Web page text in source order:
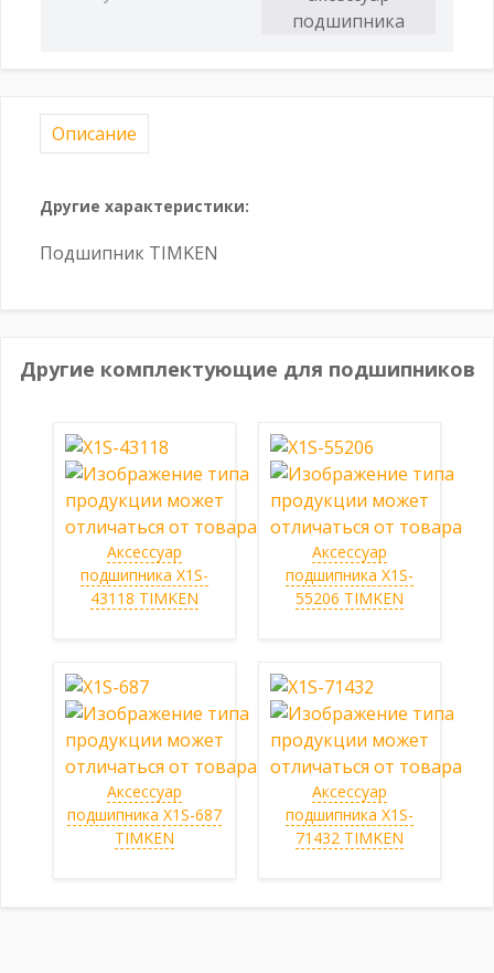
Описание
Другие характеристики:
Подшипник TIMKEN
Другие комплектующие для подшипников
Аксессуар
подшипника X1S-
43118 TIMKEN
Аксессуар
подшипника X1S-
55206 TIMKEN
Аксессуар
подшипника X1S-687
TIMKEN
Аксессуар
подшипника X1S-
71432 TIMKEN